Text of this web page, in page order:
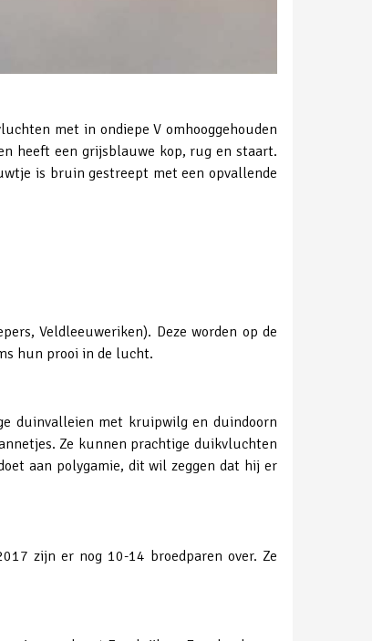
met in ondiepe V omhooggehouden
heeft een grijsblauwe kop, rug en staart.
is bruin gestreept met een opvallende
Veldleeuweriken). Deze worden op de
hun prooi in de lucht.
duinvalleien met kruipwilg en duindoorn
Ze kunnen prachtige duikvluchten
aan polygamie, dit wil zeggen dat hij er
zijn er nog 10-14 broedparen over. Ze